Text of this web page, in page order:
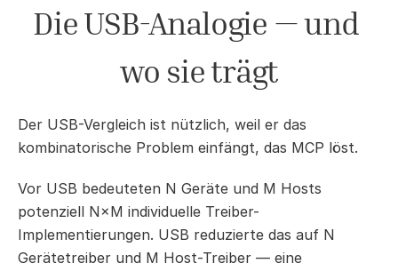
Die USB-Analogie — und
wo sie trägt
Der USB-Vergleich ist nützlich, weil er das
kombinatorische Problem einfängt, das MCP löst.
Vor USB bedeuteten N Geräte und M Hosts
potenziell N×M individuelle Treiber-
Implementierungen. USB reduzierte das auf N
Gerätetreiber und M Host-Treiber — eine